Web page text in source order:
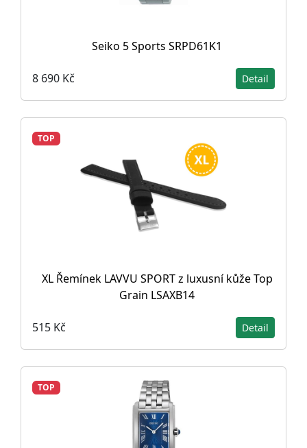
Seiko 5 Sports SRPD61K1
8 690 Kč Detail
TOP
XL Řemínek LAVVU SPORT z luxusní kůže Top
Grain LSAXB14
515 Kč Detail
TOP